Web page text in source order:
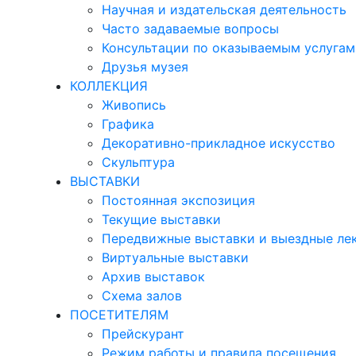
Научная и издательская деятельность
Часто задаваемые вопросы
Консультации по оказываемым услугам
Друзья музея
КОЛЛЕКЦИЯ
Живопись
Графика
Декоративно-прикладное искусство
Скульптура
ВЫСТАВКИ
Постоянная экспозиция
Текущие выставки
Передвижные выставки и выездные
Виртуальные выставки
Архив выставок
Схема залов
ПОСЕТИТЕЛЯМ
Прейскурант
Режим работы и правила посещения